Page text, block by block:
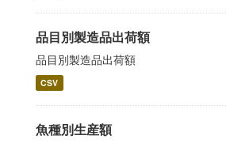
品目別製造品出荷額
品目別製造品出荷額
CSV
魚種別生産額